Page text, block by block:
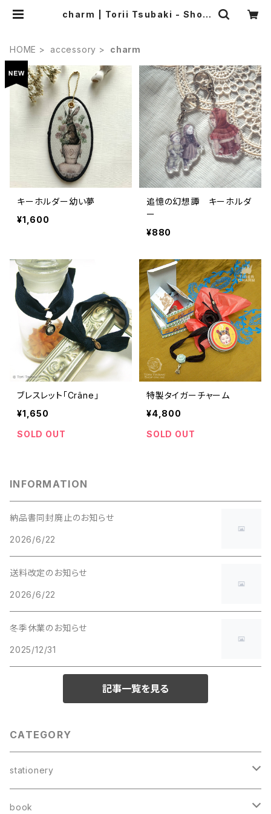
charm | Torii Tsubaki - Shop
HOME accessory charm
キーホルダー幼い夢
¥1,600
追憶の幻想譚 キーホルダ
ー
¥880
ブレスレット「Crâne」
¥1,650
SOLD OUT
特製タイガーチャーム
¥4,800
SOLD OUT
INFORMATION
納品書同封廃止のお知らせ
2026/6/22
送料改定のお知らせ
2026/6/22
冬季休業のお知らせ
2025/12/31
記事一覧を見る
CATEGORY
stationery
card
book